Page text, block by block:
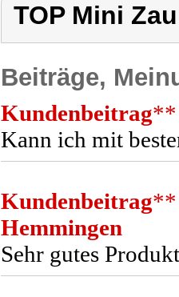
TOP Mini
Beiträge,
Kundenbeitrag**
Kann ich mit
Kundenbeitrag**
Hemmingen
Sehr gutes